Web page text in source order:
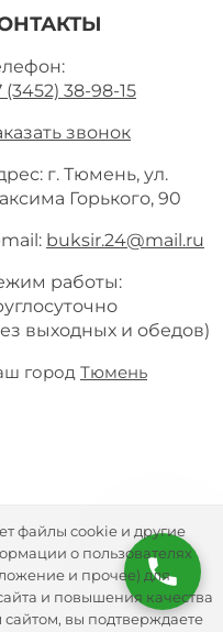
(3452) 38-98-15
звонок
г. Тюмень, ул.
Горького, 90
buksir.24@mail.ru
работы:
выходных и обедов)
город Тюмень
файлы cookie и другие
о пользователях
и прочее) для
и повышения качества
вы подтверждаете